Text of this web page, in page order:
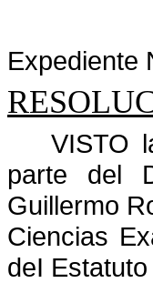
Expediente
VISTO
parte del
Guillermo
Ciencias
deI